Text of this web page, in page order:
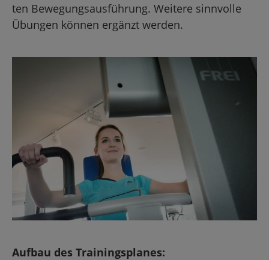
ten Be­we­gungs­aus­füh­rung. Wei­te­re sinn­vol­le
Übun­gen kön­nen er­gänzt wer­den.
Auf­bau des Trai­nings­pla­nes: